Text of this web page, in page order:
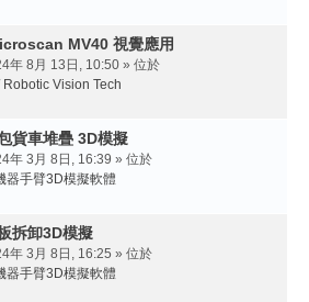
MV40 視覺應用
年 8月 13日, 10:50 » 位於
Vision Tech
貨車堆疊 3D模擬
年 3月 8日, 16:39 » 位於
器手臂3D模擬軟體
拆卸3D模擬
年 3月 8日, 16:25 » 位於
器手臂3D模擬軟體